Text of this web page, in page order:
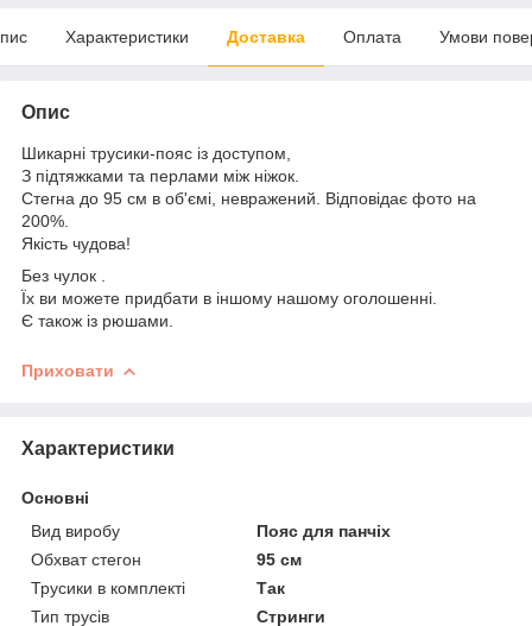
Характеристики Доставка Оплата Умови
Опис
Шикарні трусики-пояс із доступом,
З підтяжками та перлами між ніжок.
Стегна до 95 см в об'ємі, невражений. Відповідає фото на
200%.
Якість чудова!
Без чулок .
Їх ви можете придбати в іншому нашому оголошенні.
Є також із рюшами.
Приховати
Характеристики
Основні
Вид виробу
Пояс для панчіх
Обхват стегон
95 см
Трусики в комплекті
Так
Тип трусів
Стринги